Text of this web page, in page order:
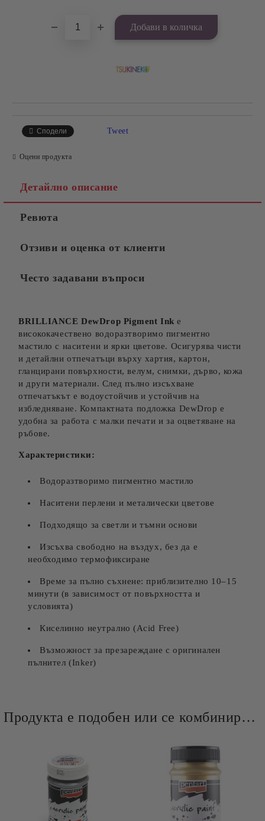
Сподели Tweet
Оцени продукта
Детайлно описание
Ревюта
Отзиви и оценка от клиенти
Често задавани въпроси
BRILLIANCE DewDrop Pigment Ink е
висококачествено водоразтворимо пигментно
мастило с наситени и ярки цветове. Осигурява чисти
и детайлни отпечатъци върху хартия, картон,
гланцирани повърхности, велум, снимки, дърво, кожа
и други материали. След пълно изсъхване
отпечатъкът е водоустойчив и устойчив на
избледняване. Компактната подложка DewDrop е
удобна за работа с малки печати и за оцветяване на
ръбове.
Характеристики:
Водоразтворимо пигментно мастило
Наситени перлени и металически цветове
Подходящо за светли и тъмни основи
Изсъхва свободно на въздух, без да е
необходимо термофиксиране
Време за пълно съхнене: приблизително 10–15
минути (в зависимост от повърхността и
условията)
Киселинно неутрално (Acid Free)
Възможност за презареждане с оригинален
пълнител (Inker)
Продукта е подобен или се комбинира добре и със следните продукти :